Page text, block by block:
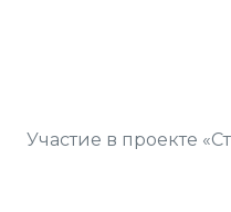
Участие в проекте